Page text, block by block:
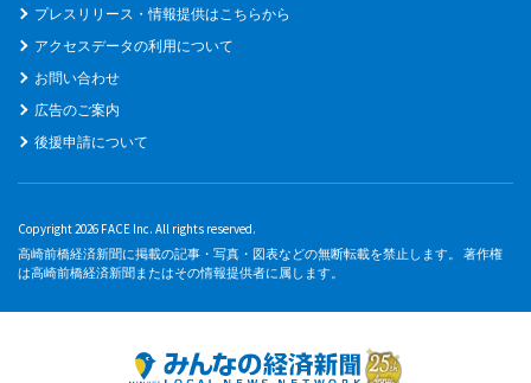
プレスリリース・情報提供はこちらから
アクセスデータの利用について
お問い合わせ
広告のご案内
後援申請について
Copyright 2026 FACE Inc. All rights reserved.
高崎前橋経済新聞に掲載の記事・写真・図表などの無断転載を禁止します。 著作権
は高崎前橋経済新聞またはその情報提供者に属します。